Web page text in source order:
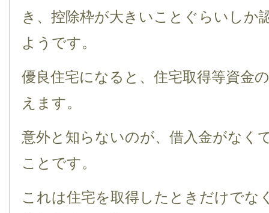
き、控除枠が大きいことぐらいしか
ようです。
優良住宅になると、住宅取得等資金
えます。
意外と知らないのが、借入金がなく
ことです。
これは住宅を取得したときだけでな